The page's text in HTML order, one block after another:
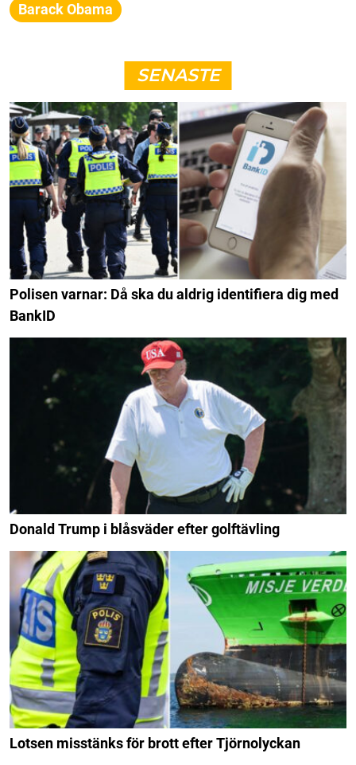
Barack Obama
SENASTE
Polisen varnar: Då ska du aldrig identifiera dig med
BankID
Donald Trump i blåsväder efter golftävling
Lotsen misstänks för brott efter Tjörnolyckan